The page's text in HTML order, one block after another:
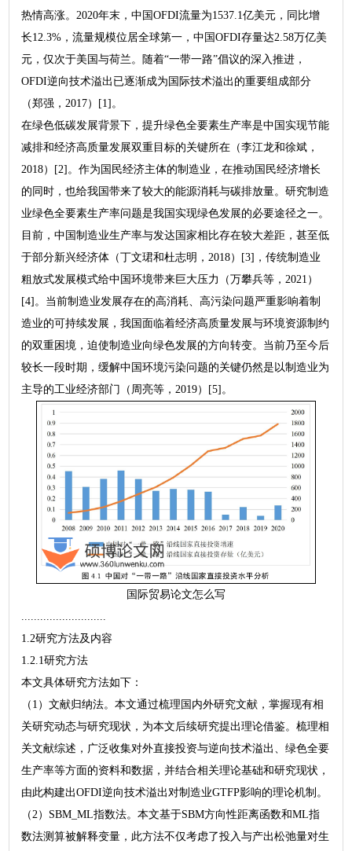
热情高涨。2020年末，中国OFDI流量为1537.1亿美元，同比增
长12.3%，流量规模位居全球第一，中国OFDI存量达2.58万亿美
元，仅次于美国与荷兰。随着“一带一路”倡议的深入推进，
OFDI逆向技术溢出已逐渐成为国际技术溢出的重要组成部分
（郑强，2017）[1]。
在绿色低碳发展背景下，提升绿色全要素生产率是中国实现节能
减排和经济高质量发展双重目标的关键所在（李江龙和徐斌，
2018）[2]。作为国民经济主体的制造业，在推动国民经济增长
的同时，也给我国带来了较大的能源消耗与碳排放量。研究制造
业绿色全要素生产率问题是我国实现绿色发展的必要途径之一。
目前，中国制造业生产率与发达国家相比存在较大差距，甚至低
于部分新兴经济体（丁文珺和杜志明，2018）[3]，传统制造业
粗放式发展模式给中国环境带来巨大压力（万攀兵等，2021）
[4]。当前制造业发展存在的高消耗、高污染问题严重影响着制
造业的可持续发展，我国面临着经济高质量发展与环境资源制约
的双重困境，迫使制造业向绿色发展的方向转变。当前乃至今后
较长一段时期，缓解中国环境污染问题的关键仍然是以制造业为
主导的工业经济部门（周亮等，2019）[5]。
国际贸易论文怎么写
...........................
1.2研究方法及内容
1.2.1研究方法
本文具体研究方法如下：
（1）文献归纳法。本文通过梳理国内外研究文献，掌握现有相
关研究动态与研究现状，为本文后续研究提出理论借鉴。梳理相
关文献综述，广泛收集对外直接投资与逆向技术溢出、绿色全要
生产率等方面的资料和数据，并结合相关理论基础和研究现状，
由此构建出OFDI逆向技术溢出对制造业GTFP影响的理论机制。
（2）SBM_ML指数法。本文基于SBM方向性距离函数和ML指
数法测算被解释变量，此方法不仅考虑了投入与产出松弛量对生